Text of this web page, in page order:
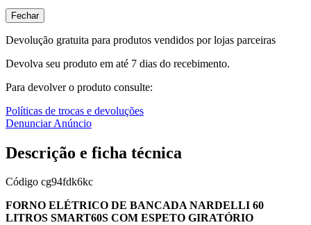
Fechar
Devolução gratuita para produtos vendidos por lojas parceiras
Devolva seu produto em até 7 dias do recebimento.
Para devolver o produto consulte:
Políticas de trocas e devoluções
Denunciar Anúncio
Descrição e ficha técnica
Código cg94fdk6kc
FORNO ELÉTRICO DE BANCADA NARDELLI 60
LITROS SMART60S COM ESPETO GIRATÓRIO